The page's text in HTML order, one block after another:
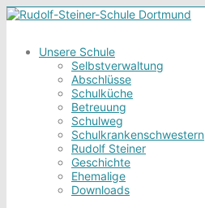
Unsere Schule
Selbstverwaltung
Abschlüsse
Schulküche
Betreuung
Schulweg
Schulkrankenschwestern
Rudolf Steiner
Geschichte
Ehemalige
Downloads